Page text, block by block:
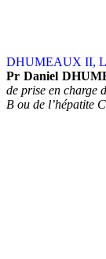
DHUMEAUX II,
Pr Daniel
de prise en charge
B ou de l’hépatite C